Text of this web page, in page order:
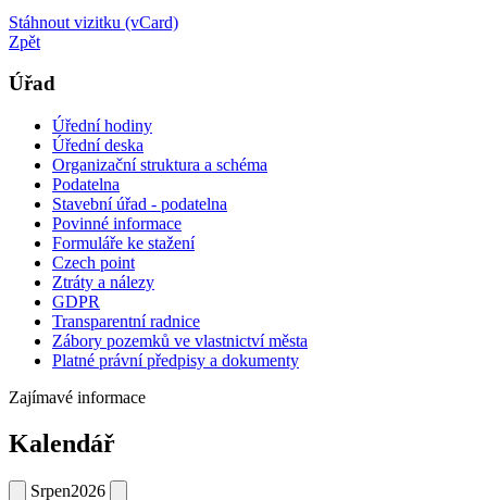
Stáhnout vizitku (vCard)
Zpět
Úřad
Úřední hodiny
Úřední deska
Organizační struktura a schéma
Podatelna
Stavební úřad - podatelna
Povinné informace
Formuláře ke stažení
Czech point
Ztráty a nálezy
GDPR
Transparentní radnice
Zábory pozemků ve vlastnictví města
Platné právní předpisy a dokumenty
Zajímavé informace
Kalendář
Srpen2026